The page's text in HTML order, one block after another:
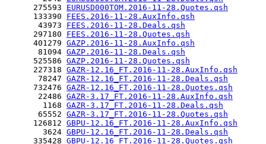
      275593
EURUSD000TOM.2016-11-28.Quotes.qsh
      133390
FEES.2016-11-28.AuxInfo.qsh
       43973
FEES.2016-11-28.Deals.qsh
      297180
FEES.2016-11-28.Quotes.qsh
      401279
GAZP.2016-11-28.AuxInfo.qsh
       81094
GAZP.2016-11-28.Deals.qsh
      525586
GAZP.2016-11-28.Quotes.qsh
      227318
GAZR-12.16_FT.2016-11-28.AuxInfo.qsh
       78247
GAZR-12.16_FT.2016-11-28.Deals.qsh
      732476
GAZR-12.16_FT.2016-11-28.Quotes.qsh
       22486
GAZR-3.17_FT.2016-11-28.AuxInfo.qsh
        1168
GAZR-3.17_FT.2016-11-28.Deals.qsh
       65552
GAZR-3.17_FT.2016-11-28.Quotes.qsh
      126812
GBPU-12.16_FT.2016-11-28.AuxInfo.qsh
        3624
GBPU-12.16_FT.2016-11-28.Deals.qsh
      335428
GBPU-12.16_FT.2016-11-28.Quotes.qsh